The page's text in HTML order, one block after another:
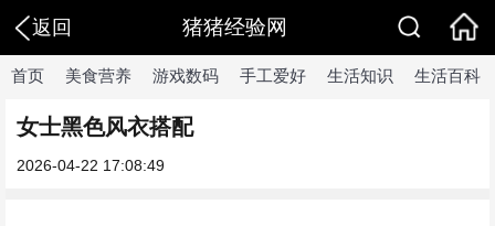
返回 猪猪经验网
首页 美食营养 游戏数码 手工爱好 生活知识 生活百科
女士黑色风衣搭配
2026-04-22 17:08:49